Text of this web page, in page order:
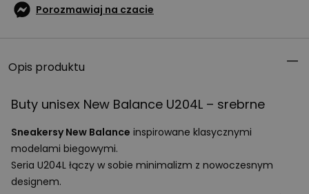
Porozmawiaj na czacie
Opis produktu
Buty unisex New Balance U204L – srebrne
Sneakersy New Balance inspirowane klasycznymi
modelami biegowymi.
Seria U204L łączy w sobie minimalizm z nowoczesnym
designem.